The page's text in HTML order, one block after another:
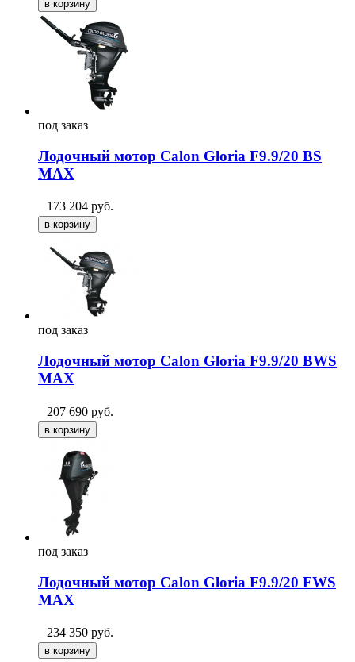
под заказ
Лодочный мотор Сalon Gloria F9.9/20 BS
MAX
173 204 руб.
под заказ
Лодочный мотор Сalon Gloria F9.9/20 BWS
MAX
207 690 руб.
под заказ
Лодочный мотор Сalon Gloria F9.9/20 FWS
MAX
234 350 руб.